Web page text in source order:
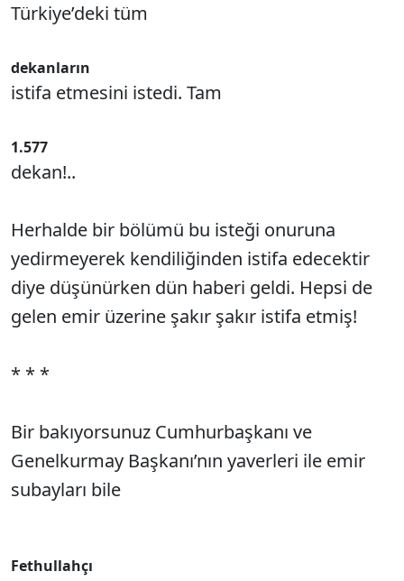
Türkiye’deki tüm
dekanların
istifa etmesini istedi. Tam
1.577
dekan!..
Herhalde bir bölümü bu isteği onuruna
yedirmeyerek kendiliğinden istifa edecektir
diye düşünürken dün haberi geldi. Hepsi de
gelen emir üzerine şakır şakır istifa etmiş!
* * *
Bir bakıyorsunuz Cumhurbaşkanı ve
Genelkurmay Başkanı’nın yaverleri ile emir
subayları bile
Fethullahçı